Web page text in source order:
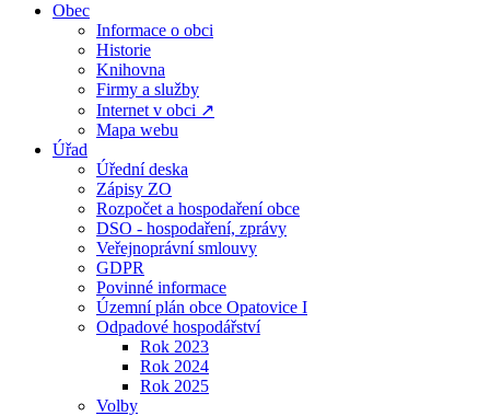
Obec
Informace o obci
Historie
Knihovna
Firmy a služby
Internet v obci ↗
Mapa webu
Úřad
Úřední deska
Zápisy ZO
Rozpočet a hospodaření obce
DSO - hospodaření, zprávy
Veřejnoprávní smlouvy
GDPR
Povinné informace
Územní plán obce Opatovice I
Odpadové hospodářství
Rok 2023
Rok 2024
Rok 2025
Volby